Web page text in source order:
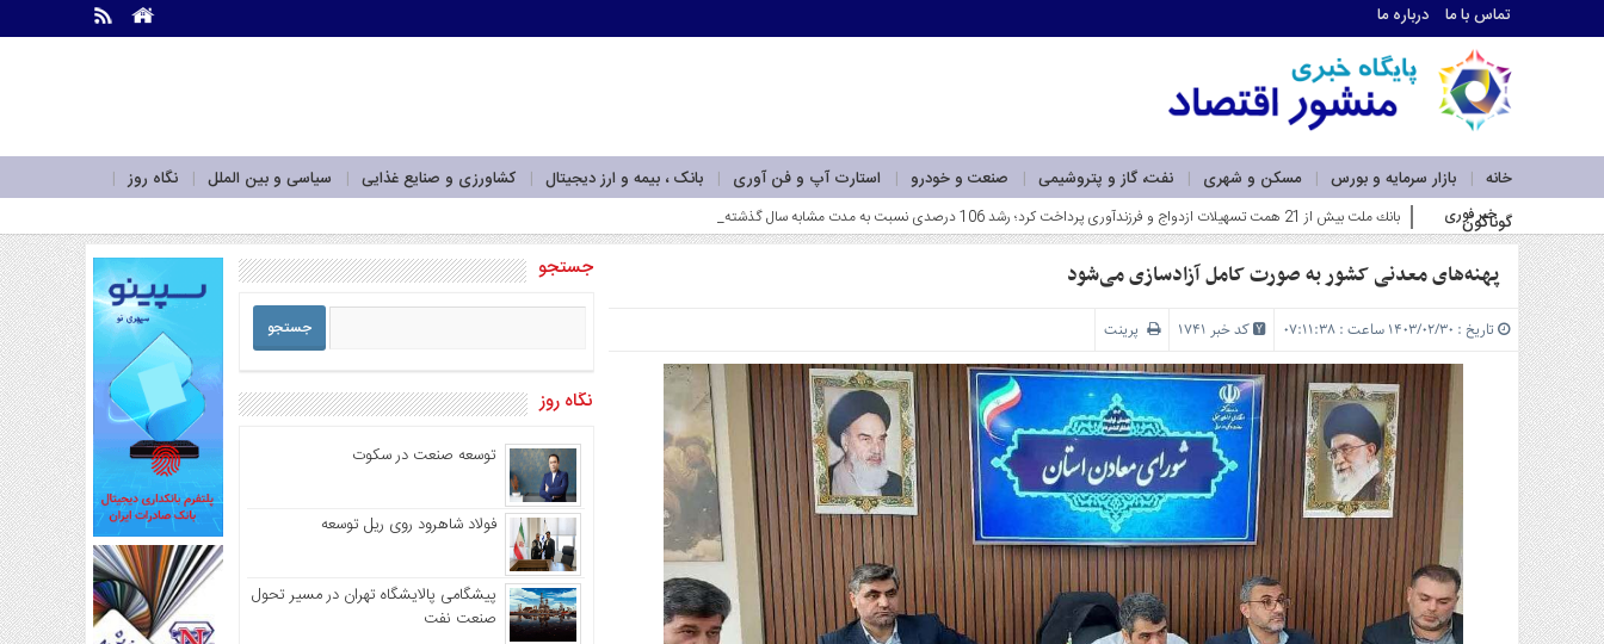
تماس با ما درباره ما
خانه بازار سرمایه و بورس مسکن و شهری نفت، گاز و پتروشیمی صنعت و خودرو استارت آپ و فن آوری بانک ، بیمه و ارز دیجیتال کشاورزی و صنایع غذایی سیاسی و بین الملل
نگاه روز
گوناگون
ما
درباره
سرویس
ها
خانه
بازار
سرمایه
و
بورس
مسکن
و
شهری
نفت،
گاز
و
پتروشیمی
صنعت
خبر فوری فاز اول نیروگاه خورشیدی بهبهان فولا_
پهنه‌های معدنی کشور به صورت کامل آزادسازی می‌شود
تاریخ : ۱۴۰۳/۰۲/۳۰ ساعت : ۰۷:۱۱:۳۸ کد خبر 1741 پرینت
جستجو
نگاه روز
توسعه صنعت در سکوت
فولاد شاهرود روی ریل توسعه
پیشگامی پالایشگاه تهران در مسیر تحول
صنعت نفت